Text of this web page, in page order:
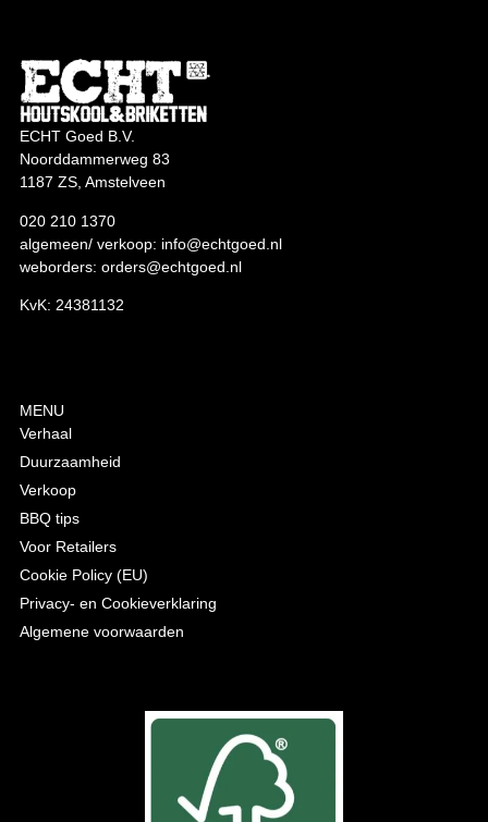
ECHT Goed B.V.
Noorddammerweg 83
1187 ZS, Amstelveen
020 210 1370
algemeen/ verkoop: info@echtgoed.nl
weborders: orders@echtgoed.nl
KvK: 24381132
MENU
Verhaal
Duurzaamheid
Verkoop
BBQ tips
Voor Retailers
Cookie Policy (EU)
Privacy- en Cookieverklaring
Algemene voorwaarden